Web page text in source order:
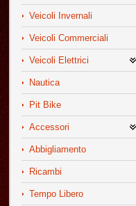
Veicoli Invernali
Veicoli Commerciali
Veicoli Elettrici
Nautica
Pit Bike
Accessori
Abbigliamento
Ricambi
Tempo Libero